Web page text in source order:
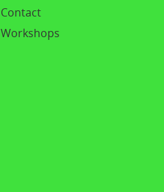
Contact
Workshops